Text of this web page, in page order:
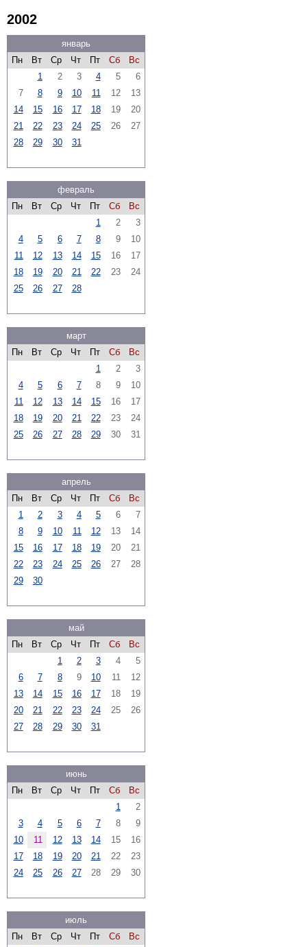
2002
январь
Пн
Вт Ср Чт Пт Сб
Вс
1
2 3 4 5
6
7
8 9 10 11 12
13
14
15 16 17 18 19
20
21
22 23 24 25 26
27
28
29 30 31
февраль
Пн
Вт Ср Чт Пт Сб
Вс
1
2
3
4
5 6 7 8 9
10
11
12 13 14 15 16
17
18
19 20 21 22 23
24
25
26 27 28
март
Пн
Вт Ср Чт Пт Сб
Вс
1
2
3
4
5 6 7 8 9
10
11
12 13 14 15 16
17
18
19 20 21 22 23
24
25
26 27 28 29 30 31
апрель
Пн
Вт Ср Чт Пт Сб
Вс
1
2 3 4 5 6
7
8
9 10 11 12 13
14
15
16 17 18 19 20
21
22
23 24 25 26 27
28
29
30
май
Пн
Вт Ср Чт Пт Сб
Вс
1
2 3 4
5
6
7 8 9 10 11
12
13
14 15 16 17 18
19
20
21 22 23 24 25
26
27
28 29 30 31
июнь
Пн
Вт Ср Чт Пт Сб
Вс
1
2
3
4 5 6 7 8
9
10
11 12 13 14 15
16
17
18 19 20 21 22
23
24
25 26 27 28 29 30
июль
Пн
Вт Ср Чт Пт Сб
Вс